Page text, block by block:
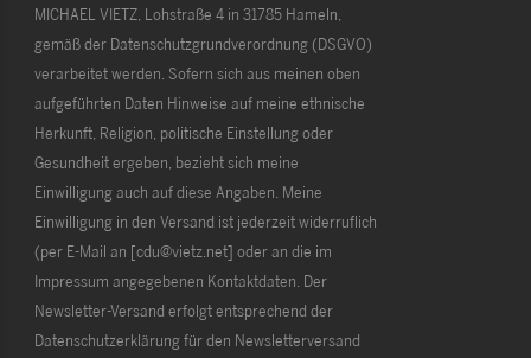
MICHAEL VIETZ, Lohstraße 4 in 31785 Hameln,
gemäß der Datenschutzgrundverordnung (DSGVO)
verarbeitet werden. Sofern sich aus meinen oben
aufgeführten Daten Hinweise auf meine ethnische
Herkunft, Religion, politische Einstellung oder
Gesundheit ergeben, bezieht sich meine
Einwilligung auch auf diese Angaben. Meine
Einwilligung in den Versand ist jederzeit widerruflich
(per E-Mail an [cdu@vietz.net] oder an die im
Impressum angegebenen Kontaktdaten. Der
Newsletter-Versand erfolgt entsprechend der
Datenschutzerklärung für den Newsletterversand